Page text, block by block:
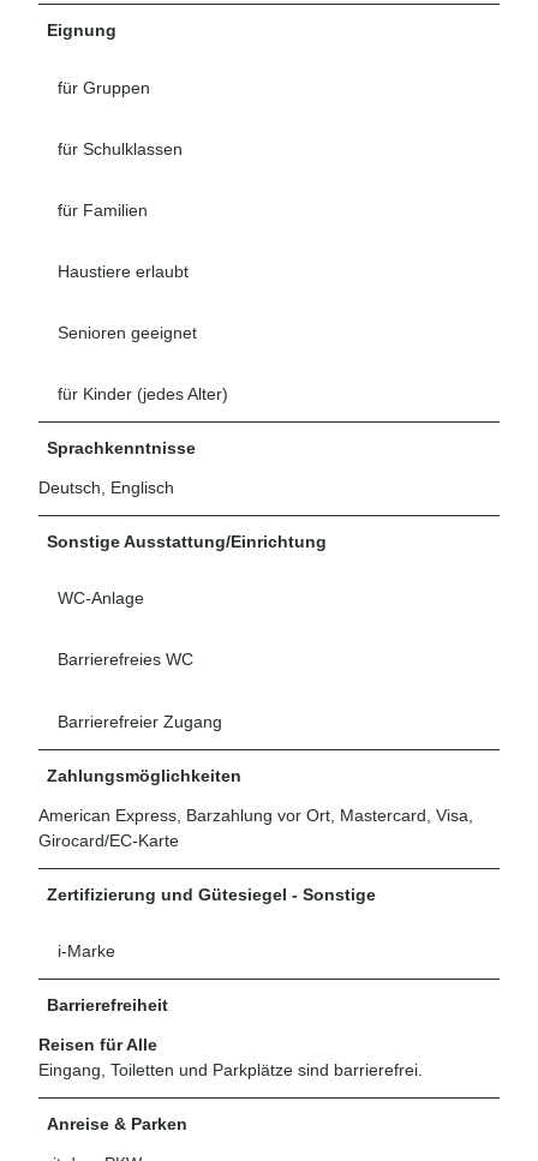
Eignung
für Gruppen
für Schulklassen
für Familien
Haustiere erlaubt
Senioren geeignet
für Kinder (jedes Alter)
Sprachkenntnisse
Deutsch, Englisch
Sonstige Ausstattung/Einrichtung
WC-Anlage
Barrierefreies WC
Barrierefreier Zugang
Zahlungsmöglichkeiten
American Express, Barzahlung vor Ort, Mastercard, Visa,
Girocard/EC-Karte
Zertifizierung und Gütesiegel - Sonstige
i-Marke
Barrierefreiheit
Reisen für Alle
Eingang, Toiletten und Parkplätze sind barrierefrei.
Anreise & Parken